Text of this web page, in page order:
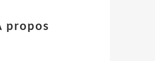
propos